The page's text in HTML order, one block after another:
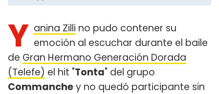
Y anina Zilli no pudo contener su
emoción al escuchar durante el baile
de Gran Hermano Generación Dorada
(Telefe) el hit "Tonta" del grupo
Commanchey no quedó participante sin